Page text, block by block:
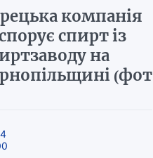
компанія
спирт із
на